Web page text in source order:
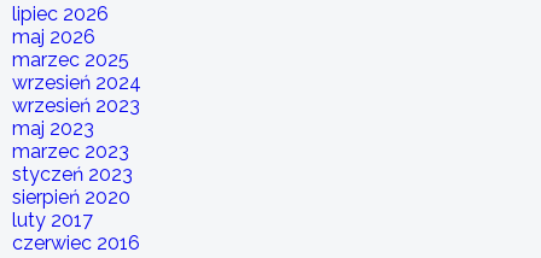
lipiec 2026
maj 2026
marzec 2025
wrzesień 2024
wrzesień 2023
maj 2023
marzec 2023
styczeń 2023
sierpień 2020
luty 2017
czerwiec 2016